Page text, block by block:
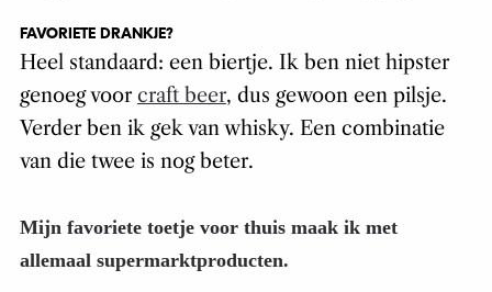
FAVORIETE DRANKJE?
Heel standaard: een biertje. Ik ben niet hipster
genoeg voorcraft beer, dus gewoon een pilsje.
Verder ben ik gek van whisky. Een combinatie
van die twee is nog beter.
Mijn favoriete toetje voor thuis maak ik met
allemaal supermarktproducten.